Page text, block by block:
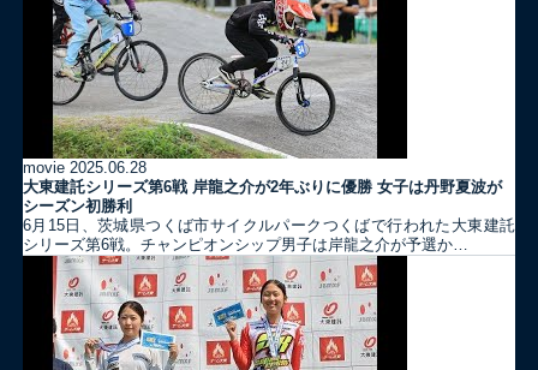
movie 2025.06.28
大東建託シリーズ第6戦 岸龍之介が2年ぶりに優勝 女子は丹野夏波が
シーズン初勝利
6月15日、茨城県つくば市サイクルパークつくばで行われた大東建託
シリーズ第6戦。チャンピオンシップ男子は岸龍之介が予選か…